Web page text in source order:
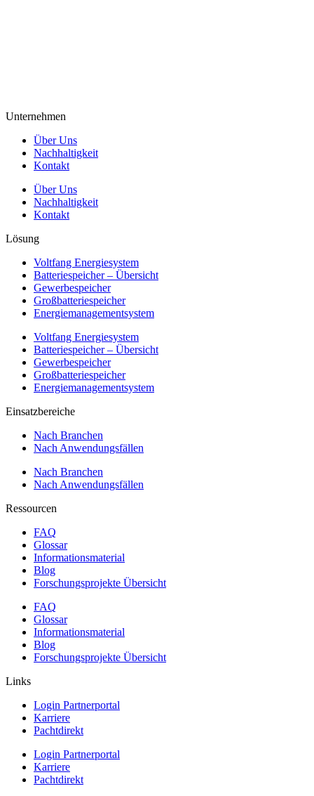
Unternehmen
Über Uns
Nachhaltigkeit
Kontakt
Über Uns
Nachhaltigkeit
Kontakt
Lösung
Voltfang Energiesystem
Batteriespeicher – Übersicht
Gewerbespeicher
Großbatteriespeicher
Energiemanagementsystem
Voltfang Energiesystem
Batteriespeicher – Übersicht
Gewerbespeicher
Großbatteriespeicher
Energiemanagementsystem
Einsatzbereiche
Nach Branchen
Nach Anwendungsfällen
Nach Branchen
Nach Anwendungsfällen
Ressourcen
FAQ
Glossar
Informationsmaterial
Blog
Forschungsprojekte Übersicht
FAQ
Glossar
Informationsmaterial
Blog
Forschungsprojekte Übersicht
Links
Login Partnerportal
Karriere
Pachtdirekt
Login Partnerportal
Karriere
Pachtdirekt